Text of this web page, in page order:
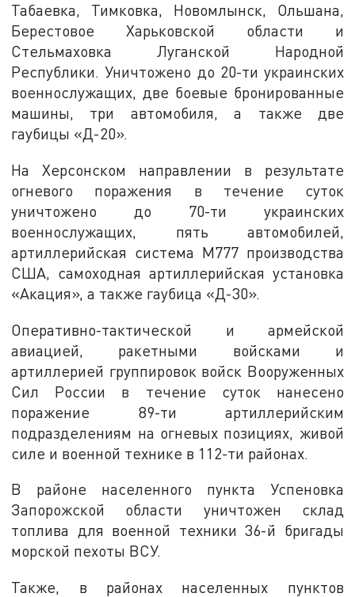
Табаевка, Тимковка, Новомлынск, Ольшана,
Берестовое Харьковской области и
Стельмаховка Луганской Народной
Республики. Уничтожено до 20-ти украинских
военнослужащих, две боевые бронированные
машины, три автомобиля, а также две
гаубицы «Д-20».
На Херсонском направлении в результате
огневого поражения в течение суток
уничтожено до 70-ти украинских
военнослужащих, пять автомобилей,
артиллерийская система М777 производства
США, самоходная артиллерийская установка
«Акация», а также гаубица «Д-30».
Оперативно-тактической и армейской
авиацией, ракетными войсками и
артиллерией группировок войск Вооруженных
Сил России в течение суток нанесено
поражение 89-ти артиллерийским
подразделениям на огневых позициях, живой
силе и военной технике в 112-ти районах.
В районе населенного пункта Успеновка
Запорожской области уничтожен склад
топлива для военной техники 36-й бригады
морской пехоты ВСУ.
Также, в районах населенных пунктов